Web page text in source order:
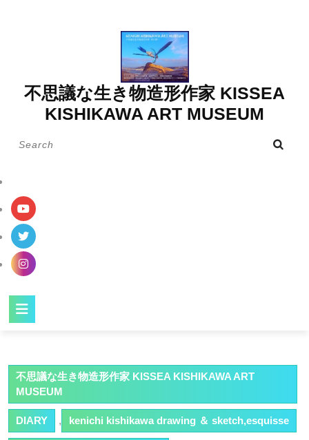
不思議な生き物造形作家 KISSEA
KISHIKAWA ART MUSEUM
不思議な生き物造形作家 KISSEA KISHIKAWA ART
MUSEUM
DIARY , kenichi kishikawa drawing ＆ sketch,esquisse